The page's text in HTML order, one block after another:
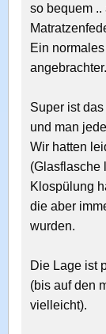
so bequem
Ein
angebrachter.
Super ist
und man
Wir hatten
(Glasflasche
Klospülung
die aber
wurden.
Die Lage ist
(bis auf den
vielleicht).